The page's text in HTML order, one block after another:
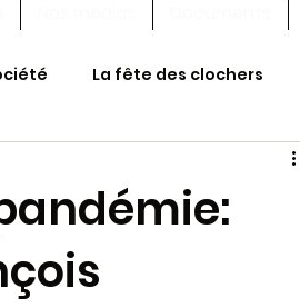
La fête des clochers
archive